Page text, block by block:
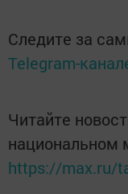
Следите за
Telegram-
Читайте
национальном
https://max.ru/